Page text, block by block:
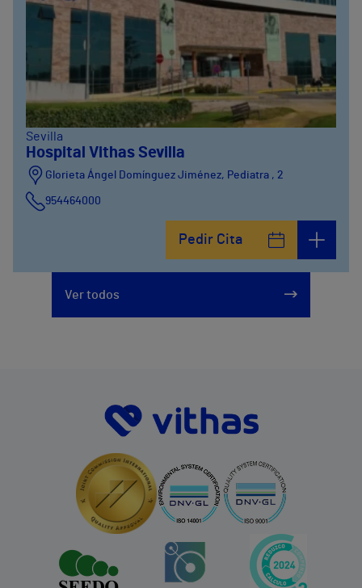
Sevilla
Hospital Vithas Sevilla
Glorieta Ángel Domínguez Jiménez, Pediatra , 2
954464000
Pedir Cita
Ver todos